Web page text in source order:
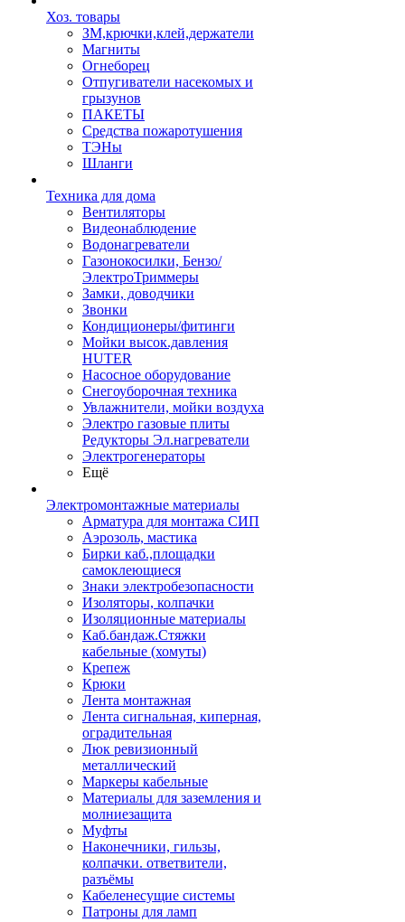
Хоз. товары
ЗМ,крючки,клей,держатели
Магниты
Огнеборец
Отпугиватели насекомых и
грызунов
ПАКЕТЫ
Средства пожаротушения
ТЭНы
Шланги
Техника для дома
Вентиляторы
Видеонаблюдение
Водонагреватели
Газонокосилки, Бензо/
ЭлектроТриммеры
Замки, доводчики
Звонки
Кондиционеры/фитинги
Мойки высок.давления
HUTER
Насосное оборудование
Снегоуборочная техника
Увлажнители, мойки воздуха
Электро газовые плиты
Редукторы Эл.нагреватели
Электрогенераторы
Ещё
Электромонтажные материалы
Арматура для монтажа СИП
Аэрозоль, мастика
Бирки каб.,площадки
самоклеющиеся
Знаки электробезопасности
Изоляторы, колпачки
Изоляционные материалы
Каб.бандаж.Стяжки
кабельные (хомуты)
Крепеж
Крюки
Лента монтажная
Лента сигнальная, киперная,
оградительная
Люк ревизионный
металлический
Маркеры кабельные
Материалы для заземления и
молниезащита
Муфты
Наконечники, гильзы,
колпачки. ответвители,
разъёмы
Кабеленесущие системы
Патроны для ламп